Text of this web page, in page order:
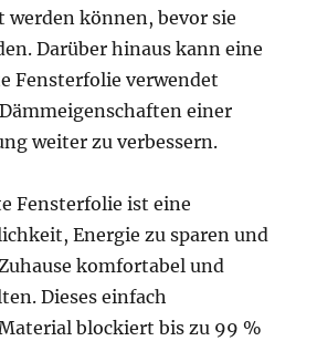
werden können, bevor sie
Darüber hinaus kann eine
Fensterfolie verwendet
einer
weiter zu verbessern.
Fensterfolie ist eine
Energie zu sparen und
komfortabel und
Dieses einfach
blockiert bis zu 99 %